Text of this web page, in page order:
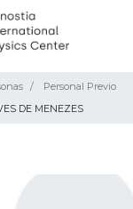
Personal Previo
DE MENEZES